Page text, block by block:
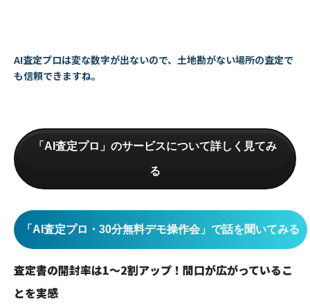
AI査定プロは変な数字が出ないので、土地勘がない場所の査定で
も信頼できますね。
「AI査定プロ」のサービスについて詳しく見てみ
る
「AI査定プロ・30分無料デモ操作会」で話を聞いてみる
査定書の開封率は1〜2割アップ！間口が広がっているこ
とを実感